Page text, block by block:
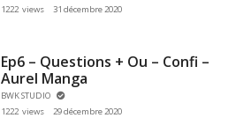
1222 views
31 décembre 2020
Ep6 – Questions + Ou – Confi –
Aurel Manga
BWK STUDIO
1222 views
29 décembre 2020